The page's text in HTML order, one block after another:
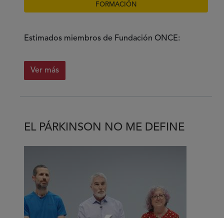
FORMACIÓN
Estimados miembros de Fundación ONCE:
Ver más
sobre
Compostura
EL PÁRKINSON NO ME DEFINE